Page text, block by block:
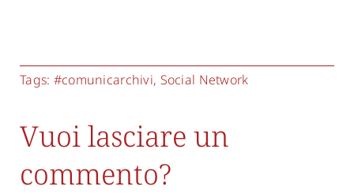
Tags: #comunicarchivi, Social Network
Vuoi lasciare un
commento?